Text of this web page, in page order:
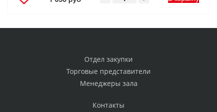
Отдел закупки
Торговые представители
Менеджеры зала
Контакты